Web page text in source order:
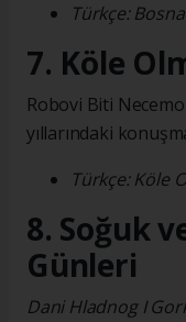
Türkçe:
7. Köle
Robovi Biti
yıllarındaki
Türkçe: Köle
8. Soğuk
Günleri
Dani Hladnog I